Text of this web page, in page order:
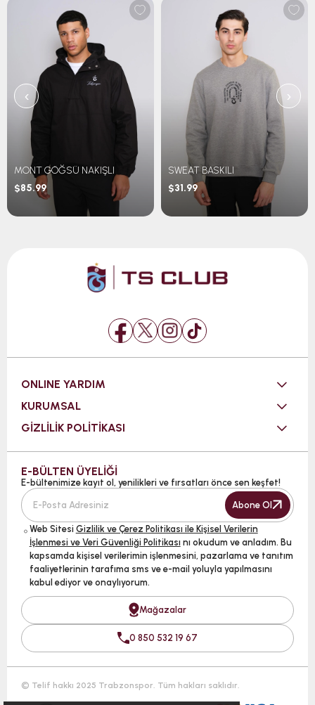
MONT GÖĞSÜ NAKIŞLI
$85.99
SWEAT BASKILI
$31.99
‹ ›
ONLINE YARDIM
KURUMSAL
GİZLİLİK POLİTİKASI
E-BÜLTEN ÜYELİĞİ
E-bültenimize kayıt ol, yenilikleri ve fırsatları önce sen keşfet!
Abone Ol
Web Sitesi Gizlilik ve Çerez Politikası ile Kişisel Verilerin
İşlenmesi ve Veri Güvenliği Politikası nı okudum ve anladım. Bu
kapsamda kişisel verilerimin işlenmesini, pazarlama ve tanıtım
faaliyetlerinin tarafıma sms ve e-mail yoluyla yapılmasını
kabul ediyor ve onaylıyorum.
Mağazalar
0 850 532 19 67
© Telif hakkı 2025 Trabzonspor. Tüm hakları saklıdır.